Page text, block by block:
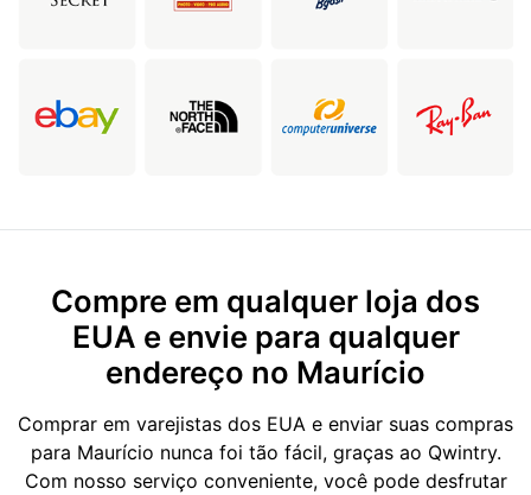
Compre em qualquer loja dos
EUA e envie para qualquer
endereço no Maurício
Comprar em varejistas dos EUA e enviar suas compras
para Maurício nunca foi tão fácil, graças ao Qwintry.
Com nosso serviço conveniente, você pode desfrutar